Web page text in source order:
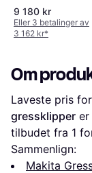
9 180 kr
Eller 3 betalinger av
3 162 kr*
Om
Laveste pris for
gressklipper er
tilbudet fra 1
Sammenlign:
Makita